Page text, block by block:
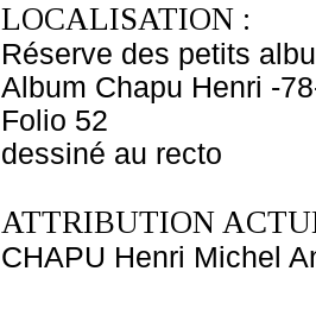
LOCALISATION :
Réserve des petits
Album Chapu Henri -
Folio 52
dessiné au recto
ATTRIBUTION
CHAPU Henri Michel